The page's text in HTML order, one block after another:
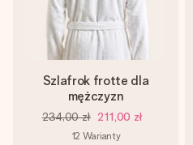
Szlafrok frotte dla
mężczyzn
234,00 zł 211,00 zł
12 Warianty